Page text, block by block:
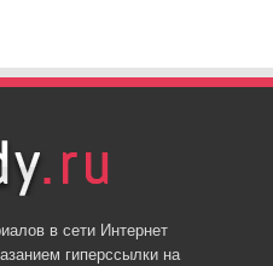
в сети Интернет
гиперссылки на